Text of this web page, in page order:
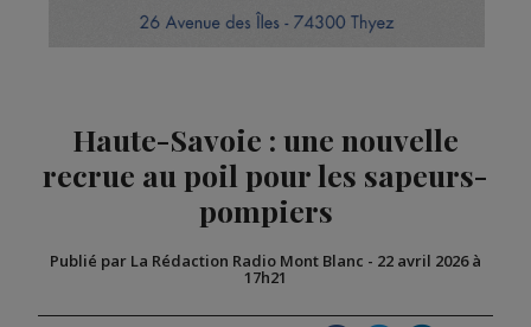
Haute-Savoie : une nouvelle
recrue au poil pour les sapeurs-
pompiers
Publié par La Rédaction Radio Mont Blanc - 22 avril 2026 à
17h21